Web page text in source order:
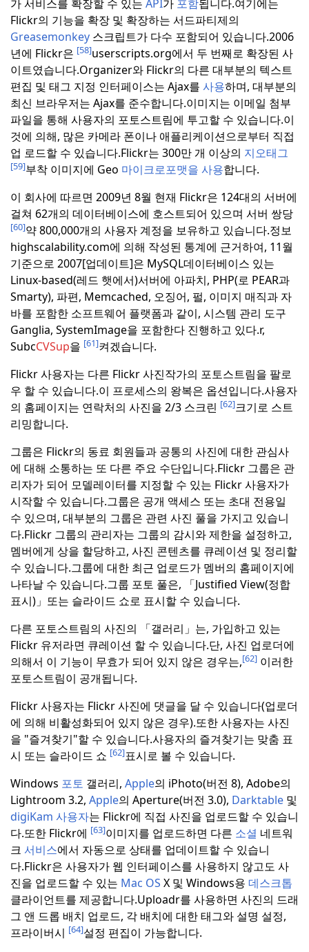
가 서비스를 확장할 수 있는 API가 포함됩니다.여기에는
Flickr의 기능을 확장 및 확장하는 서드파티제의
Greasemonkey 스크립트가 다수 포함되어 있습니다.2006
년에 Flickr은 [58]userscripts.org에서 두 번째로 확장된 사
이트였습니다.Organizer와 Flickr의 다른 대부분의 텍스트
편집 및 태그 지정 인터페이스는 Ajax를 사용하며, 대부분의
최신 브라우저는 Ajax를 준수합니다.이미지는 이메일 첨부
파일을 통해 사용자의 포토스트림에 투고할 수 있습니다.이
것에 의해, 많은 카메라 폰이나 애플리케이션으로부터 직접
업 로드할 수 있습니다.Flickr는 300만 개 이상의 지오태그
[59]부착 이미지에 Geo 마이크로포맷을 사용합니다.
이 회사에 따르면 2009년 8월 현재 Flickr은 124대의 서버에
걸쳐 62개의 데이터베이스에 호스트되어 있으며 서버 쌍당
[60]약 800,000개의 사용자 계정을 보유하고 있습니다.정보
highscalability.com에 의해 작성된 통계에 근거하여, 11월
기준으로 2007[업데이트]은 MySQL데이터베이스 있는
Linux-based(레드 햇에서)서버에 아파치, PHP(로 PEAR과
Smarty), 파편, Memcached, 오징어, 펄, 이미지 매직과 자
바를 포함한 소프트웨어 플랫폼과 같이, 시스템 관리 도구
Ganglia, SystemImage을 포함한다 진행하고 있다.r,
SubcCVSup을 [61]켜겠습니다.
Flickr 사용자는 다른 Flickr 사진작가의 포토스트림을 팔로
우 할 수 있습니다.이 프로세스의 왕복은 옵션입니다.사용자
의 홈페이지는 연락처의 사진을 2/3 스크린 [62]크기로 스트
리밍합니다.
그룹은 Flickr의 동료 회원들과 공통의 사진에 대한 관심사
에 대해 소통하는 또 다른 주요 수단입니다.Flickr 그룹은 관
리자가 되어 모델레이터를 지정할 수 있는 Flickr 사용자가
시작할 수 있습니다.그룹은 공개 액세스 또는 초대 전용일
수 있으며, 대부분의 그룹은 관련 사진 풀을 가지고 있습니
다.Flickr 그룹의 관리자는 그룹의 감시와 제한을 설정하고,
멤버에게 상을 할당하고, 사진 콘텐츠를 큐레이션 및 정리할
수 있습니다.그룹에 대한 최근 업로드가 멤버의 홈페이지에
나타날 수 있습니다.그룹 포토 풀은, 「Justified View(정합
표시)」또는 슬라이드 쇼로 표시할 수 있습니다.
다른 포토스트림의 사진의 「갤러리」는, 가입하고 있는
Flickr 유저라면 큐레이션 할 수 있습니다.단, 사진 업로더에
의해서 이 기능이 무효가 되어 있지 않은 경우는,[62] 이러한
포토스트림이 공개됩니다.
Flickr 사용자는 Flickr 사진에 댓글을 달 수 있습니다(업로더
에 의해 비활성화되어 있지 않은 경우).또한 사용자는 사진
을 "즐겨찾기"할 수 있습니다.사용자의 즐겨찾기는 맞춤 표
시 또는 슬라이드 쇼 [62]표시로 볼 수 있습니다.
Windows 포토 갤러리, Apple의 iPhoto(버전 8), Adobe의
Lightroom 3.2, Apple의 Aperture(버전 3.0), Darktable 및
digiKam 사용자는 Flickr에 직접 사진을 업로드할 수 있습니
다.또한 Flickr에 [63]이미지를 업로드하면 다른 소셜 네트워
크 서비스에서 자동으로 상태를 업데이트할 수 있습니
다.Flickr은 사용자가 웹 인터페이스를 사용하지 않고도 사
진을 업로드할 수 있는 Mac OS X 및 Windows용 데스크톱
클라이언트를 제공합니다.Uploadr를 사용하면 사진의 드래
그 앤 드롭 배치 업로드, 각 배치에 대한 태그와 설명 설정,
프라이버시 [64]설정 편집이 가능합니다.